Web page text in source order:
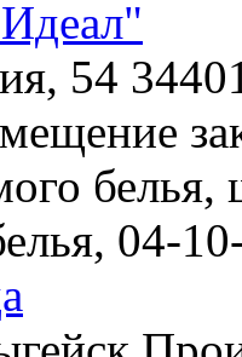
54
04-